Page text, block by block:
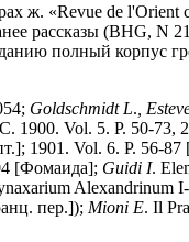
ж. «Revue de l'Orient
рассказы (BHG, N
полный корпус
Goldschmidt L.
1900. Vol. 5. P. 50-73,
1901. Vol. 6. P. 56-87
[Фомаида]; Guidi I.
Alexandrinum
пер.]); Mioni E. Il